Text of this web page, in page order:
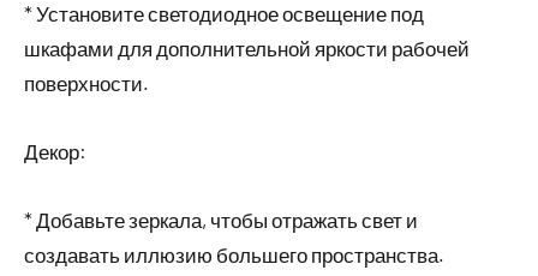
* Установите светодиодное освещение под
шкафами для дополнительной яркости рабочей
поверхности.
Декор:
* Добавьте зеркала, чтобы отражать свет и
создавать иллюзию большего пространства.